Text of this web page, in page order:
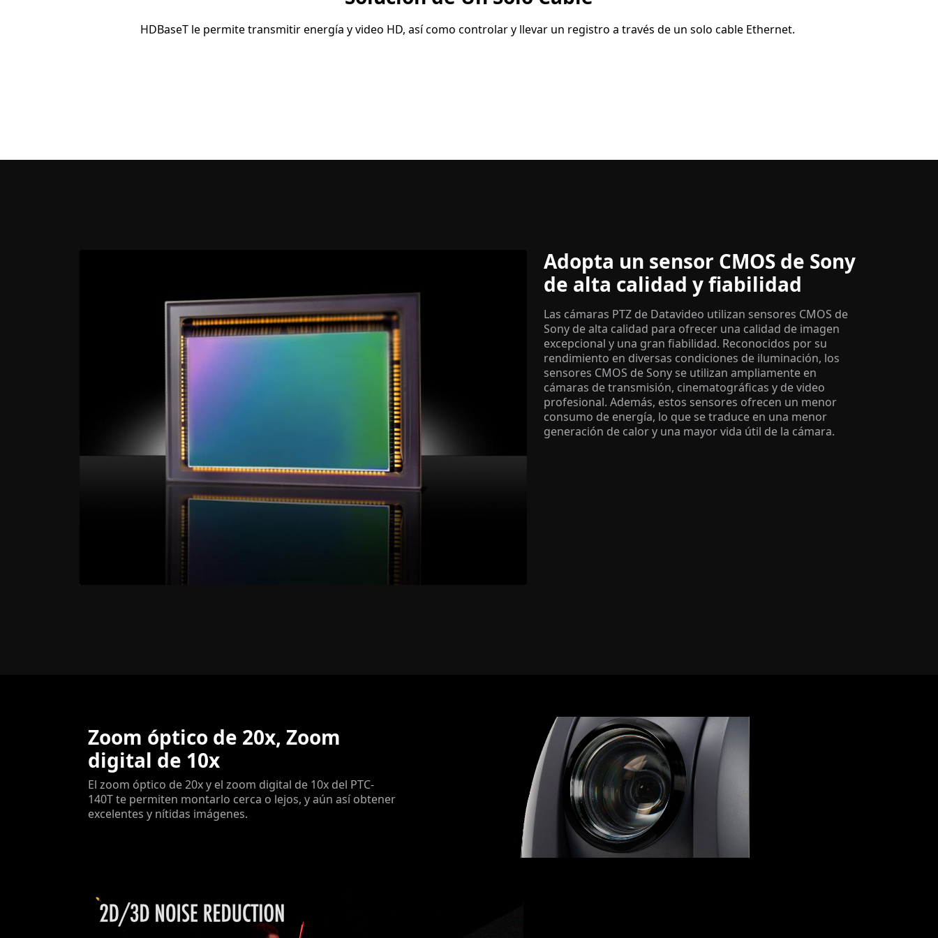
HDBaseT le permite transmitir energía y video HD, así como controlar y llevar un registro a través de un solo cable Ethernet.
Adopta un sensor CMOS de Sony
de alta calidad y fiabilidad
Las cámaras PTZ de Datavideo utilizan sensores CMOS de
Sony de alta calidad para ofrecer una calidad de imagen
excepcional y una gran fiabilidad. Reconocidos por su
rendimiento en diversas condiciones de iluminación, los
sensores CMOS de Sony se utilizan ampliamente en
cámaras de transmisión, cinematográficas y de video
profesional. Además, estos sensores ofrecen un menor
consumo de energía, lo que se traduce en una menor
generación de calor y una mayor vida útil de la cámara.
Zoom óptico de 20x, Zoom
digital de 10x
El zoom óptico de 20x y el zoom digital de 10x del PTC-
140T te permiten montarlo cerca o lejos, y aún así obtener
excelentes y nítidas imágenes.